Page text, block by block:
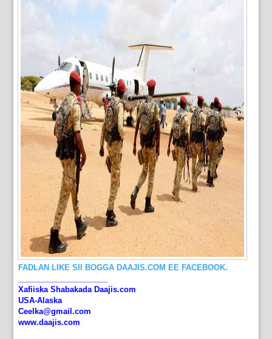
FADLAN LIKE SII BOGGA DAAJIS.COM EE FACEBOOK.
Xafiiska Shabakada Daajis.com
USA-Alaska
Ceelka@gmail.com
www.daajis.com